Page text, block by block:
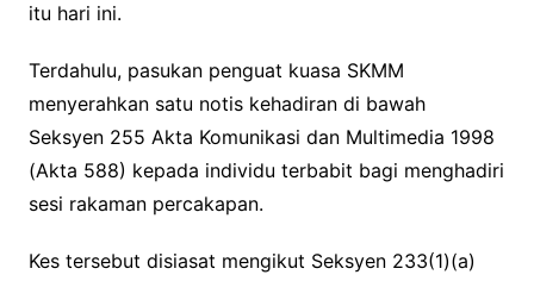
itu hari ini.
Terdahulu, pasukan penguat kuasa SKMM
menyerahkan satu notis kehadiran di bawah
Seksyen 255 Akta Komunikasi dan Multimedia 1998
(Akta 588) kepada individu terbabit bagi menghadiri
sesi rakaman percakapan.
Kes tersebut disiasat mengikut Seksyen 233(1)(a)